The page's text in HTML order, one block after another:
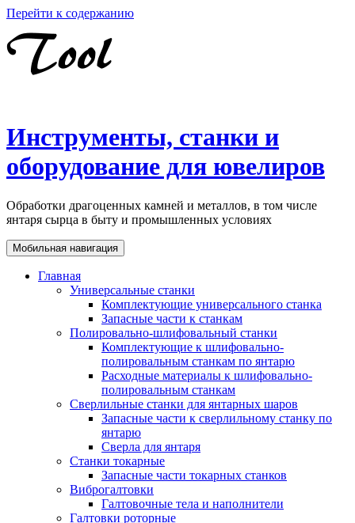
Перейти к содержанию
Инструменты, станки и
оборудование для ювелиров
Обработки драгоценных камней и металлов, в том числе
янтаря сырца в быту и промышленных условиях
Мобильная навигация
Главная
Универсальные станки
Комплектующие универсального станка
Запасные части к станкам
Полировально-шлифовальный станки
Комплектующие к шлифовально-
полировальным станкам по янтарю
Расходные материалы к шлифовально-
полировальным станкам
Сверлильные станки для янтарных шаров
Запасные части к сверлильному станку по
янтарю
Сверла для янтаря
Станки токарные
Запасные части токарных станков
Виброгалтовки
Галтовочные тела и наполнители
Галтовки роторные